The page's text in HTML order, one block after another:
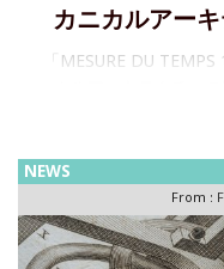
カニカルアー
「MESURE DU
1787」コレクション
NEWS
From :